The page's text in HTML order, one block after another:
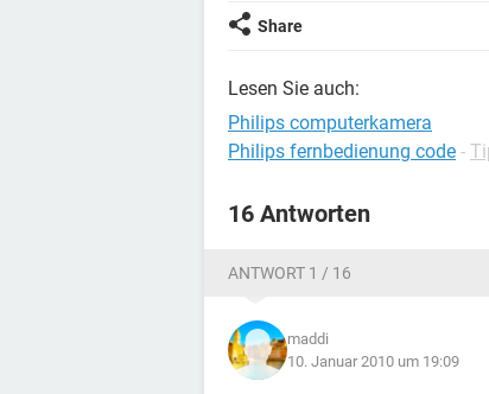
Share
Lesen Sie auch:
Philips computerkamera
Philips fernbedienung code -
16 Antworten
ANTWORT 1 / 16
maddi
10. Januar 2010 um 19:09